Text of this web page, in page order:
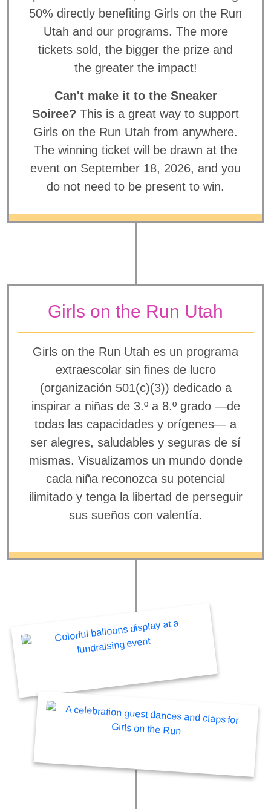
50% directly benefiting Girls on the Run
Utah and our programs. The more
tickets sold, the bigger the prize and
the greater the impact!
Can't make it to the Sneaker
Soiree? This is a great way to support
Girls on the Run Utah from anywhere.
The winning ticket will be drawn at the
event on September 18, 2026, and you
do not need to be present to win.
Girls on the Run Utah
Girls on the Run Utah es un programa
extraescolar sin fines de lucro
(organización 501(c)(3)) dedicado a
inspirar a niñas de 3.º a 8.º grado —de
todas las capacidades y orígenes— a
ser alegres, saludables y seguras de sí
mismas. Visualizamos un mundo donde
cada niña reconozca su potencial
ilimitado y tenga la libertad de perseguir
sus sueños con valentía.